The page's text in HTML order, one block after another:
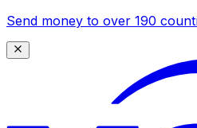
Send money to over 190